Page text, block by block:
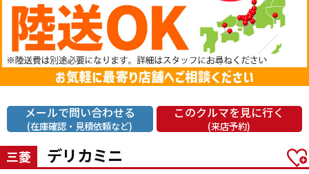
メールで問い合わせる
(在庫確認・見積依頼など)
このクルマを見に行く
(来店予約)
三菱 デリカミニ